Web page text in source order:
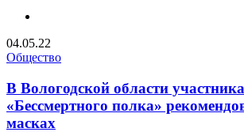
04.05.22
Общество
В Вологодской области
«Бессмертного полка»
масках